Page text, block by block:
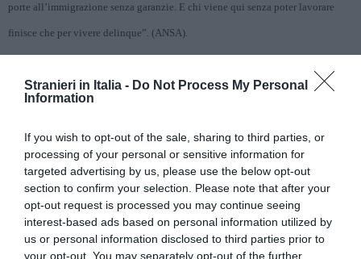
Stranieri in Italia - Do Not Process My Personal
Information
If you wish to opt-out of the sale, sharing to third parties, or
processing of your personal or sensitive information for
targeted advertising by us, please use the below opt-out
section to confirm your selection. Please note that after your
opt-out request is processed you may continue seeing
interest-based ads based on personal information utilized by
us or personal information disclosed to third parties prior to
your opt-out. You may separately opt-out of the further
porte all’immigrazione senza garanzie. E chi viene qui senza poter lavorare
finisce che per vivere delinque”. (ANSA).
Vedi Articolo precedente
Articolo seguente
Marenostrum, un premio per autori stranieri
(Sc. 1/7/08)
TI POTREBBERO INTERESSARE